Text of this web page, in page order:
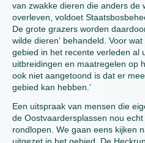
van zwakke dieren die anders de
overleven, voldoet
De grote grazers worden
wilde dieren’ behandeld. Voor
gebied in het recente verleden al
uitbreidingen en maatregelen op
ook niet aangetoond is dat er
gebied kan hebben.’
Een uitspraak van mensen die
de Oostvaardersplassen nou
rondlopen. We gaan eens kijken